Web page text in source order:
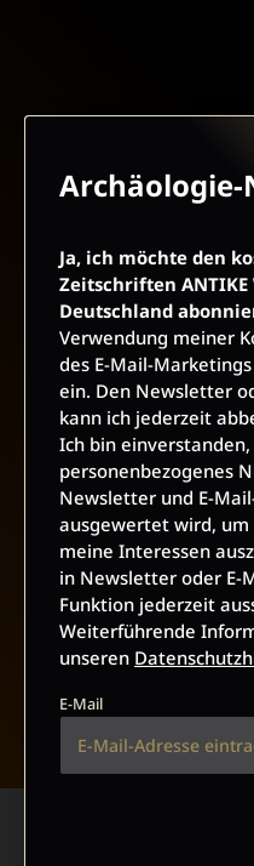
AGB UND
ABO
Ja, ich möchte den
Zeitschriften ANTIKE
Deutschland
Verwendung meiner
des E-Mail-
ein. Den Newsletter
kann ich jederzeit
Ich bin
personenbezogenes
Newsletter und E-
ausgewertet wird,
meine Interessen
in Newsletter oder E-
Funktion jederzeit
Weiterführende
unseren
E-Mail